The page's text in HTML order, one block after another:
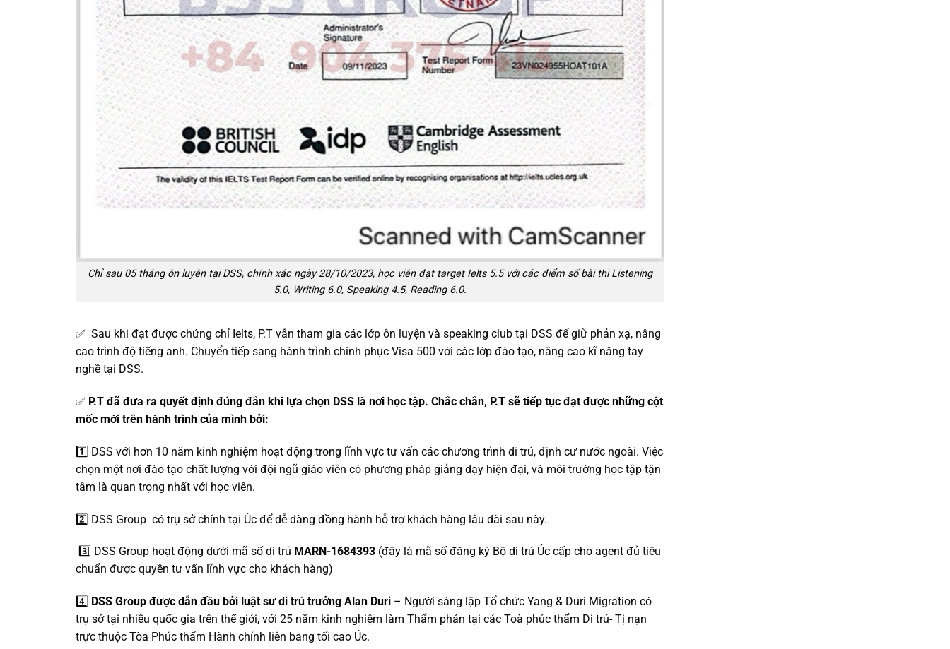
Chỉ sau 05 tháng ôn luyện tại DSS, chính xác ngày 28/10/2023, học viên đạt target Ielts 5.5 với các điểm số bài thi Listening
5.0, Writing 6.0, Speaking 4.5, Reading 6.0.
✅ Sau khi đạt được chứng chỉ Ielts, P.T vẫn tham gia các lớp ôn luyện và speaking club tại DSS để giữ phản xạ, nâng
cao trình độ tiếng anh. Chuyển tiếp sang hành trình chinh phục Visa 500 với các lớp đào tạo, nâng cao kĩ năng tay
nghề tại DSS.
✅ P.T đã đưa ra quyết định đúng đắn khi lựa chọn DSS là nơi học tập. Chắc chắn, P.T sẽ tiếp tục đạt được những cột
mốc mới trên hành trình của mình bởi:
1️⃣ DSS với hơn 10 năm kinh nghiệm hoạt động trong lĩnh vực tư vấn các chương trình di trú, định cư nước ngoài. Việc
chọn một nơi đào tạo chất lượng với đội ngũ giáo viên có phương pháp giảng dạy hiện đại, và môi trường học tập tận
tâm là quan trọng nhất với học viên.
2️⃣ DSS Group có trụ sở chính tại Úc để dễ dàng đồng hành hỗ trợ khách hàng lâu dài sau này.
3️⃣ DSS Group hoạt động dưới mã số di trú MARN-1684393 (đây là mã số đăng ký Bộ di trú Úc cấp cho agent đủ tiêu
chuẩn được quyền tư vấn lĩnh vực cho khách hàng)
4️⃣ DSS Group được dẫn đầu bởi luật sư di trú trưởng Alan Duri – Người sáng lập Tổ chức Yang & Duri Migration có
trụ sở tại nhiều quốc gia trên thế giới, với 25 năm kinh nghiệm làm Thẩm phán tại các Toà phúc thẩm Di trú- Tị nạn
trực thuộc Tòa Phúc thẩm Hành chính liên bang tối cao Úc.